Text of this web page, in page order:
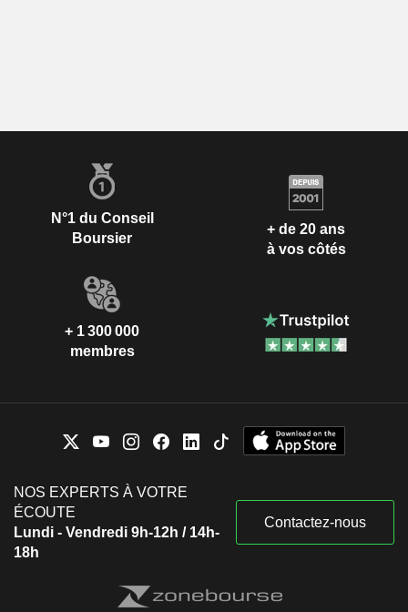
N°1 du Conseil
Boursier
+ de 20 ans
à vos côtés
+ 1 300 000
membres
NOS EXPERTS À VOTRE
ÉCOUTE
Lundi - Vendredi 9h-12h / 14h-
18h
Contactez-nous